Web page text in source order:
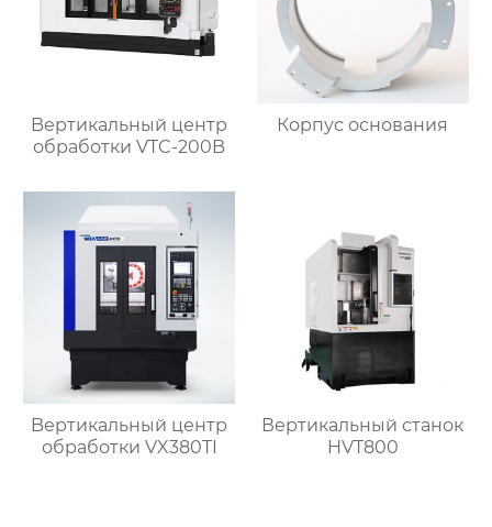
Bертикальный центр
обработки VTC-200B
Корпус основания
Bертикальный центр
обработки VX380TI
Вертикальный станок
HVT800